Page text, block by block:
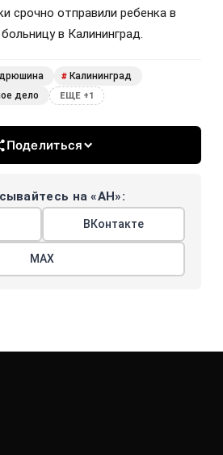
срочно отправили ребенка в
в Калининград.
# Калининград
дело ЕЩЕ +1
Поделиться
на «АН»:
ВКонтакте
МАХ